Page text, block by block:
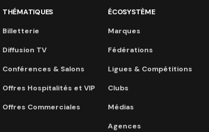
THÉMATIQUES
Billetterie
Diffusion TV
Conférences & Salons
Offres Hospitalités et VIP
Offres Commerciales
ÉCOSYSTÈME
Marques
Fédérations
Ligues & Compétitions
Clubs
Médias
Agences